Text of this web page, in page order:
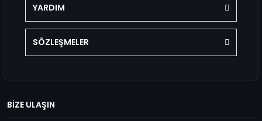
YARDIM
SÖZLEŞMELER
BİZE ULAŞIN